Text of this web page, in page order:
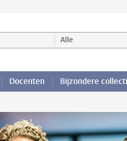
categorie Alle
Docenten Bijzondere